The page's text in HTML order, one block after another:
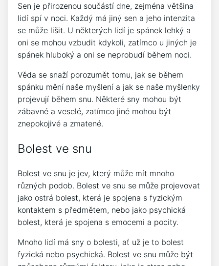
Sen je přirozenou součástí dne, zejména většina
lidí spí v noci. Každý má jiný sen a jeho intenzita
se může lišit. U některých lidí je spánek lehký a
oni se mohou vzbudit kdykoli, zatímco u jiných je
spánek hluboký a oni se neprobudí během noci.
Věda se snaží porozumět tomu, jak se během
spánku mění naše myšlení a jak se naše myšlenky
projevují během snu. Některé sny mohou být
zábavné a veselé, zatímco jiné mohou být
znepokojivé a zmatené.
Bolest ve snu
Bolest ve snu je jev, který může mít mnoho
různých podob. Bolest ve snu se může projevovat
jako ostrá bolest, která je spojena s fyzickým
kontaktem s předmětem, nebo jako psychická
bolest, která je spojena s emocemi a pocity.
Mnoho lidí má sny o bolesti, ať už je to bolest
fyzická nebo psychická. Bolest ve snu může být